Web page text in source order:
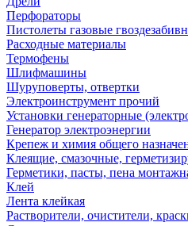
Перфораторы
Пистолеты газовые
Расходные материалы
Термофены
Шлифмашины
Шуруповерты, отвертки
Электроинструмент прочий
Установки генераторные
Генератор электроэнергии
Крепеж и химия общего
Клеящие, смазочные,
Герметики, пасты, пена
Клей
Лента клейкая
Растворители, очистители,